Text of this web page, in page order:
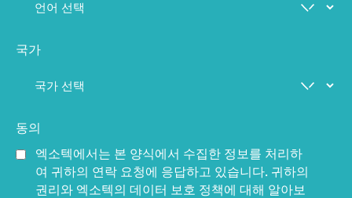
국가
동의
엑소텍에서는 본 양식에서 수집한 정보를 처리하
여 귀하의 연락 요청에 응답하고 있습니다. 귀하의
권리와 엑소텍의 데이터 보호 정책에 대해 알아보